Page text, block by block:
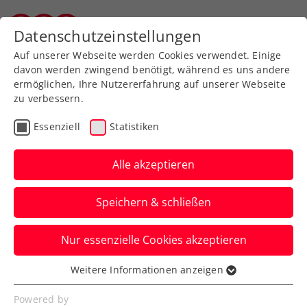
Für lizenzierte Trainer mit mindestens der
Ausbildung zum Instruktur gibt es eine Suche, hier
für Salzburg:
Besucheransicht
(oetv1.azurewebsites.net)
Silber: Lehrer
Dies sind staatliche Ausbildungen der
Bundessportakademien:
http://www.bspa.at
Der Salzburger Tennisverband bildet den
Datenschutzeinstellungen
Auf unserer Webseite werden Cookies verwendet. Einige
davon werden zwingend benötigt, während es uns andere
ermöglichen, Ihre Nutzererfahrung auf unserer Webseite
zu verbessern.
Essenziell Statistiken
Alle akzeptieren
Speichern & schließen
Nur essenzielle Cookies akzeptieren
Essenziell
Essenzielle Cookies werden für grundlegende
Weitere Informationen anzeigen
Powered by